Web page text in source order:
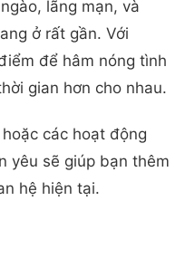
lãng mạn, và
ở rất gần. Với
để hâm nóng tình
gian hơn cho nhau.
các hoạt động
yêu sẽ giúp bạn thêm
hệ hiện tại.